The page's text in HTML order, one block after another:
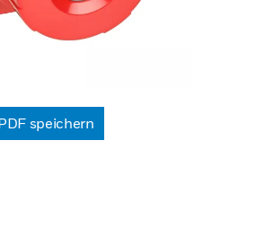
speichern